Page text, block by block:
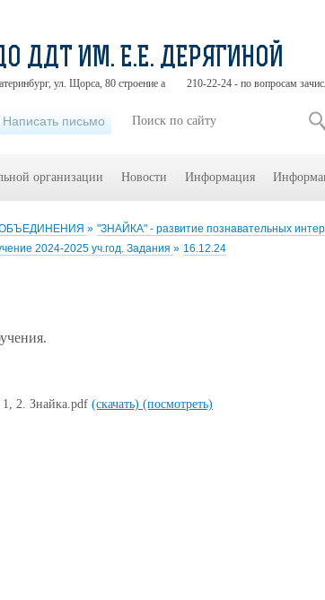
» "ЗНАЙКА" - развитие познавательных
2024-2025 уч.год. Задания » 16.12.24
2. Знайка.pdf (скачать) (посмотреть)
ДДТ ИМ. Е.Е. ДЕРЯГИНОЙ
ул. Щорса, 80 строение а 210-22-24 - по вопросам
Написать письмо
организации Новости Информация